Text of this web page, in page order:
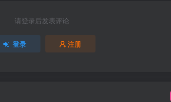
请登录后发表评论
登录 注册